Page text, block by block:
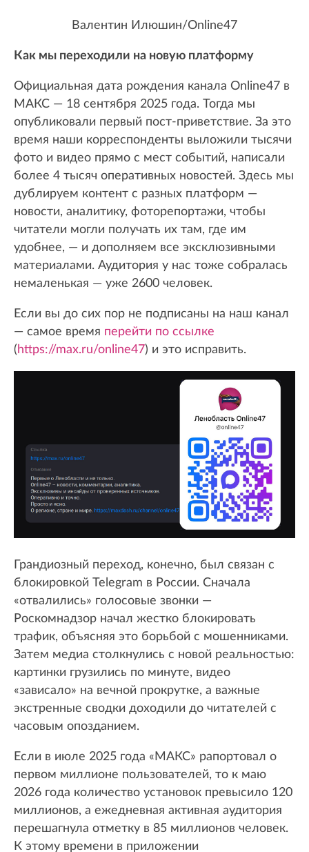
Валентин Илюшин/Online47
Как мы переходили на новую платформу
Официальная дата рождения канала Online47 в
МАКС — 18 сентября 2025 года. Тогда мы
опубликовали первый пост-приветствие. За это
время наши корреспонденты выложили тысячи
фото и видео прямо с мест событий, написали
более 4 тысяч оперативных новостей. Здесь мы
дублируем контент с разных платформ —
новости, аналитику, фоторепортажи, чтобы
читатели могли получать их там, где им
удобнее, — и дополняем все эксклюзивными
материалами. Аудитория у нас тоже собралась
немаленькая — уже 2600 человек.
Если вы до сих пор не подписаны на наш канал
— самое время перейти по ссылке
(https://max.ru/online47) и это исправить.
Грандиозный переход, конечно, был связан с
блокировкой Telegram в России. Сначала
«отвалились» голосовые звонки —
Роскомнадзор начал жестко блокировать
трафик, объясняя это борьбой с мошенниками.
Затем медиа столкнулись с новой реальностью:
картинки грузились по минуте, видео
«зависало» на вечной прокрутке, а важные
экстренные сводки доходили до читателей с
часовым опозданием.
Если в июле 2025 года «МАКС» рапортовал о
первом миллионе пользователей, то к маю
2026 года количество установок превысило 120
миллионов, а ежедневная активная аудитория
перешагнула отметку в 85 миллионов человек.
К этому времени в приложении